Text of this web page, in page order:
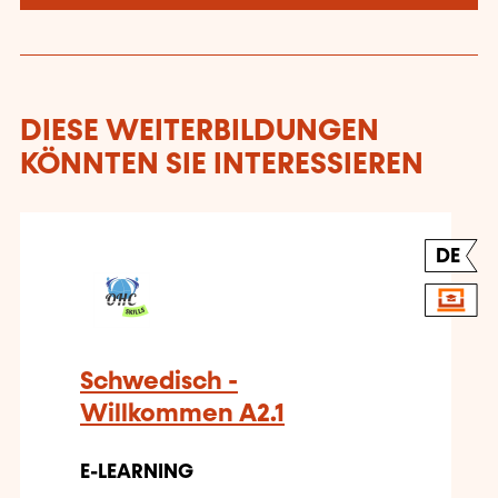
DIESE WEITERBILDUNGEN
KÖNNTEN SIE INTERESSIEREN
DE
Schwedisch -
Willkommen A2.1
E-LEARNING